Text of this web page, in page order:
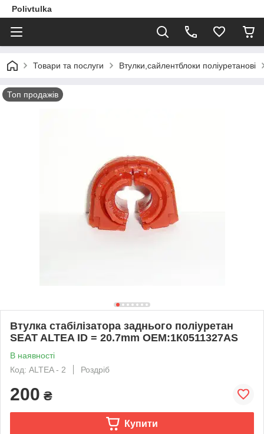
Polivtulka
Товари та послуги Втулки,сайлентблоки поліуретанові
Топ продажів
Втулка стабілізатора заднього поліуретан
SEAT ALTEA ID = 20.7mm OEM:1К0511327AS
В наявності
Код: ALTEA - 2
Роздріб
200 ₴
Купити